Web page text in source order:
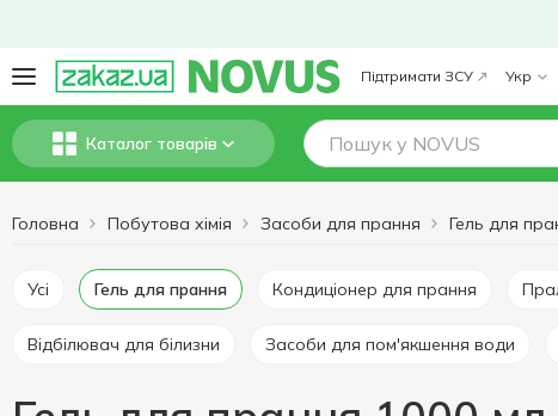
Підтримати ЗСУ Укр
Каталог товарів
Головна Побутова хімія Засоби для прання Гель для
Усі Гель для прання Кондиціонер для прання
Відбілювач для білизни Засоби для пом'якшення води